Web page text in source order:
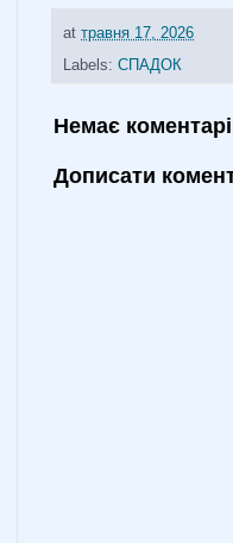
at травня 17, 2026
Labels: СПАДОК
Немає
Дописати